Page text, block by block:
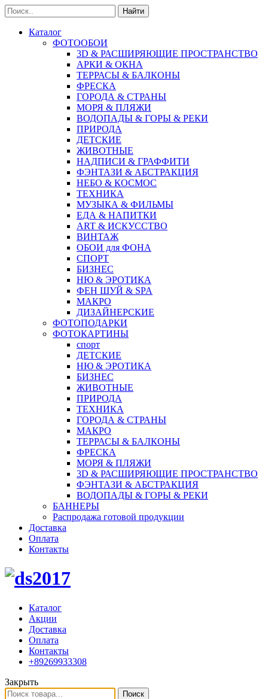
Найти
Каталог
ФОТООБОИ
3D & РАСШИРЯЮЩИЕ ПРОСТРАНСТВО
АРКИ & ОКНА
ТЕРРАСЫ & БАЛКОНЫ
ФРЕСКА
ГОРОДА & СТРАНЫ
МОРЯ & ПЛЯЖИ
ВОДОПАДЫ & ГОРЫ & РЕКИ
ПРИРОДА
ДЕТСКИЕ
ЖИВОТНЫЕ
НАДПИСИ & ГРАФФИТИ
ФЭНТАЗИ & АБСТРАКЦИЯ
НЕБО & КОСМОС
ТЕХНИКА
МУЗЫКА & ФИЛЬМЫ
ЕДА & НАПИТКИ
ART & ИСКУССТВО
ВИНТАЖ
ОБОИ для ФОНА
СПОРТ
БИЗНЕС
НЮ & ЭРОТИКА
ФЕН ШУЙ & SPA
МАКРО
ДИЗАЙНЕРСКИЕ
ФОТОПОДАРКИ
ФОТОКАРТИНЫ
спорт
ДЕТСКИЕ
НЮ & ЭРОТИКА
БИЗНЕС
ЖИВОТНЫЕ
ПРИРОДА
ТЕХНИКА
ГОРОДА & СТРАНЫ
МАКРО
ТЕРРАСЫ & БАЛКОНЫ
ФРЕСКА
МОРЯ & ПЛЯЖИ
3D & РАСШИРЯЮЩИЕ ПРОСТРАНСТВО
ФЭНТАЗИ & АБСТРАКЦИЯ
ВОДОПАДЫ & ГОРЫ & РЕКИ
БАННЕРЫ
Распродажа готовой продукции
Доставка
Оплата
Контакты
Каталог
Акции
Доставка
Оплата
Контакты
+89269933308
Закрыть
Поиск